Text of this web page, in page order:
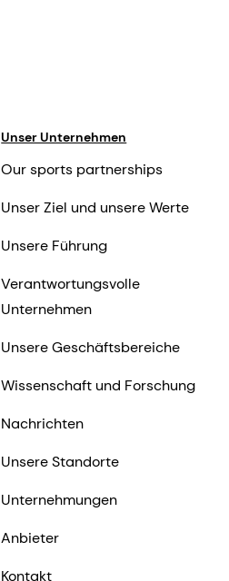
Unser Unternehmen
Our sports partnerships
Unser Ziel und unsere Werte
Unsere Führung
Verantwortungsvolle
Unternehmen
Unsere Geschäftsbereiche
Wissenschaft und Forschung
Nachrichten
Unsere Standorte
Unternehmungen
Anbieter
Kontakt